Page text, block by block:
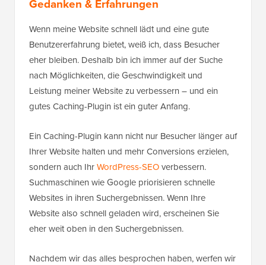
Gedanken & Erfahrungen
Wenn meine Website schnell lädt und eine gute
Benutzererfahrung bietet, weiß ich, dass Besucher
eher bleiben. Deshalb bin ich immer auf der Suche
nach Möglichkeiten, die Geschwindigkeit und
Leistung meiner Website zu verbessern – und ein
gutes Caching-Plugin ist ein guter Anfang.
Ein Caching-Plugin kann nicht nur Besucher länger auf
Ihrer Website halten und mehr Conversions erzielen,
sondern auch IhrWordPress-SEOverbessern.
Suchmaschinen wie Google priorisieren schnelle
Websites in ihren Suchergebnissen. Wenn Ihre
Website also schnell geladen wird, erscheinen Sie
eher weit oben in den Suchergebnissen.
Nachdem wir das alles besprochen haben, werfen wir